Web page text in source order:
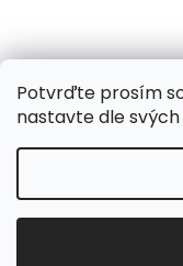
Potvrďte prosím
nastavte dle